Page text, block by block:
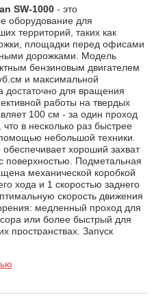
SW-1000 - это
оборудование для
территорий, таких как
площадки перед офисами
дорожками. Модель
бензиновым двигателем
и максимальной
достаточно для вращения
работы на твердых
100 см - за один проход
в несколько раз быстрее
небольшой техники.
хороший захват
поверхностью. Подметальная
механической коробкой
хода и 1 скоростью заднего
скорость движения
медленный проход для
или более быстрый для
пространствах. Запуск
небольшого предприятия